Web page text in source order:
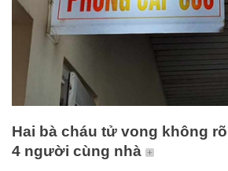
Hai bà cháu tử vong không
4 người cùng nhà